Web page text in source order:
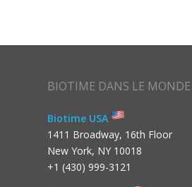
BIOTIME DANS LE MONDE
Biotime USA
1411 Broadway, 16th Floor
New York, NY 10018
+1 (430) 999-3121